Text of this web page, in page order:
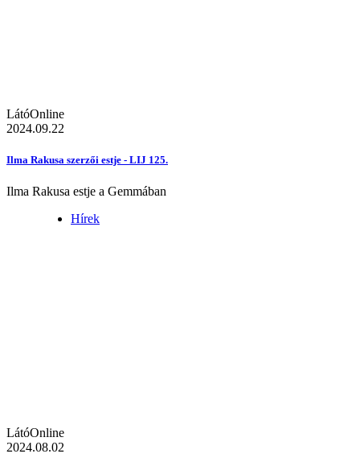
LátóOnline
2024.09.22
Ilma Rakusa szerzői estje - LIJ 125.
Ilma Rakusa estje a Gemmában
Hírek
LátóOnline
2024.08.02